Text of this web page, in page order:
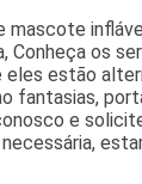
mascote
Conheça os
eles estão
fantasias,
e